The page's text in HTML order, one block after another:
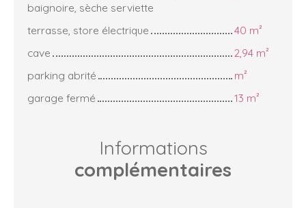
baignoire, sèche serviette
terrasse, store électrique
40 m²
cave
2,94 m²
parking abrité
m²
garage fermé
13 m²
Informations
complémentaires